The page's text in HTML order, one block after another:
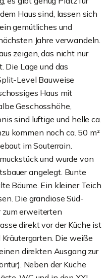
Haus sind, lassen sich
gemütliches und
Jahre verwandeln.
zeigen, das nicht nur
Die Lage und das
Level Bauweise
Haus mit
Geschosshöhe,
sind luftige und helle ca.
kommen noch ca. 50 m²
im Souterrain.
und wurde von
angelegt. Bunte
Bäume. Ein kleiner Teich
Die grandiose Süd-
zum erweiterten
direkt vor der Küche ist
Die weiße
direkten Ausgang zur
Neben der Küche